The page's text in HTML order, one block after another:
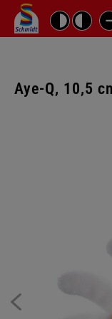
Aye-Q, 10,5